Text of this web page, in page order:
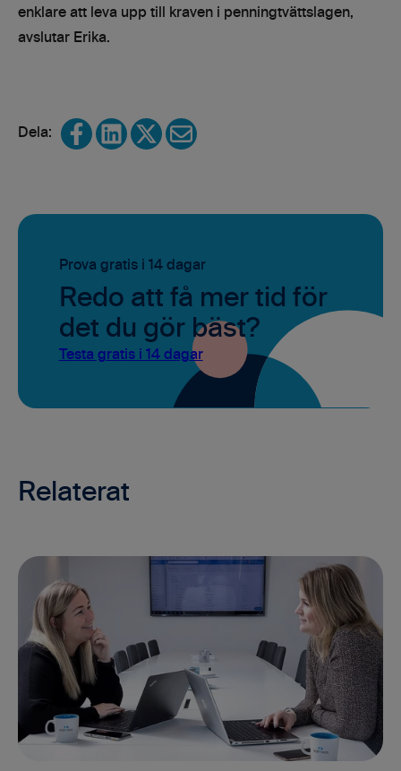
enklare att leva upp till kraven i penningtvättslagen,
avslutar Erika.
Share on Facebook
Share on LinkedIn
Share on XShare via email
Prova gratis i 14 dagar
Redo att få mer tid för
det du gör bäst?
Testa gratis i 14 dagar
Relaterat